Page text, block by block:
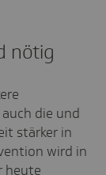
nötig
die und
stärker in
wird in
heute